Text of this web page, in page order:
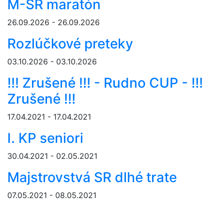
M-SR maratón
26.09.2026 - 26.09.2026
Rozlúčkové preteky
03.10.2026 - 03.10.2026
!!! Zrušené !!! - Rudno CUP - !!!
Zrušené !!!
17.04.2021 - 17.04.2021
I. KP seniori
30.04.2021 - 02.05.2021
Majstrovstvá SR dlhé trate
07.05.2021 - 08.05.2021